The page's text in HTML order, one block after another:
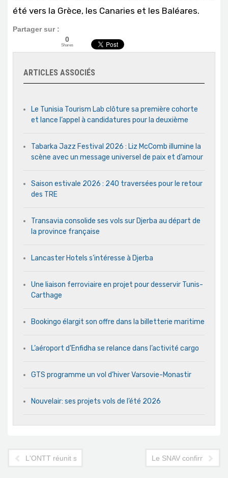
été vers la Grèce, les Canaries et les Baléares.
Partager sur :
0
Shares
ARTICLES ASSOCIÉS
Le Tunisia Tourism Lab clôture sa première cohorte
et lance l’appel à candidatures pour la deuxième
Tabarka Jazz Festival 2026 : Liz McComb illumine la
scène avec un message universel de paix et d’amour
Saison estivale 2026 : 240 traversées pour le retour
des TRE
Transavia consolide ses vols sur Djerba au départ de
la province française
Lancaster Hotels s’intéresse à Djerba
Une liaison ferroviaire en projet pour desservir Tunis-
Carthage
Bookingo élargit son offre dans la billetterie maritime
L’aéroport d’Enfidha se relance dans l’activité cargo
GTS programme un vol d’hiver Varsovie-Monastir
Nouvelair: ses projets vols de l’été 2026
L'ONTT réunit ses représentants à l'étranger le mois prochain
Le SNAV confirme: les